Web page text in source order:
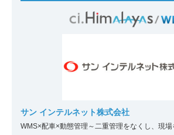
サン インテルネット株式会社
WMS×配車×動態管理～二重管理をなくし、現